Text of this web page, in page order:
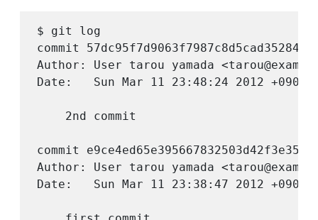
$ git log
commit
Author: User tarou yamada
Date:   Sun Mar 11 23:48:24 2012 +0900
    2nd commit
commit
Author: User tarou yamada
Date:   Sun Mar 11 23:38:47 2012 +0900